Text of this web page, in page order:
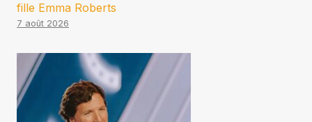
fille Emma Roberts
7 août 2026